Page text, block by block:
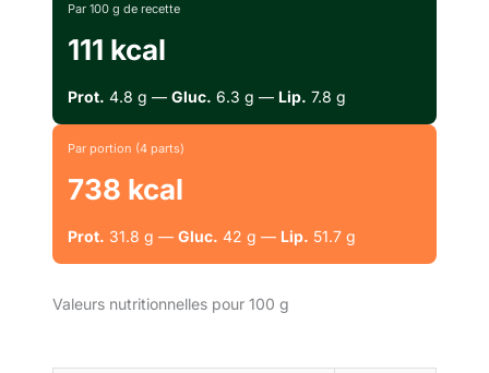
Par 100 g de recette
111 kcal
Prot. 4.8 g — Gluc. 6.3 g — Lip. 7.8 g
Par portion (4 parts)
738 kcal
Prot. 31.8 g — Gluc. 42 g — Lip. 51.7 g
Valeurs nutritionnelles pour 100 g